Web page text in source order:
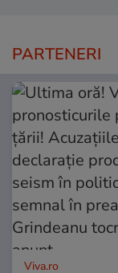
PARTENERI
Viva.ro